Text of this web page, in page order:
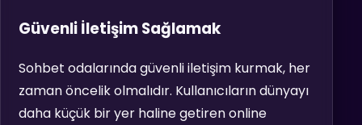
Güvenli İletişim Sağlamak
Sohbet odalarında güvenli iletişim kurmak, her
zaman öncelik olmalıdır. Kullanıcıların dünyayı
daha küçük bir yer haline getiren online